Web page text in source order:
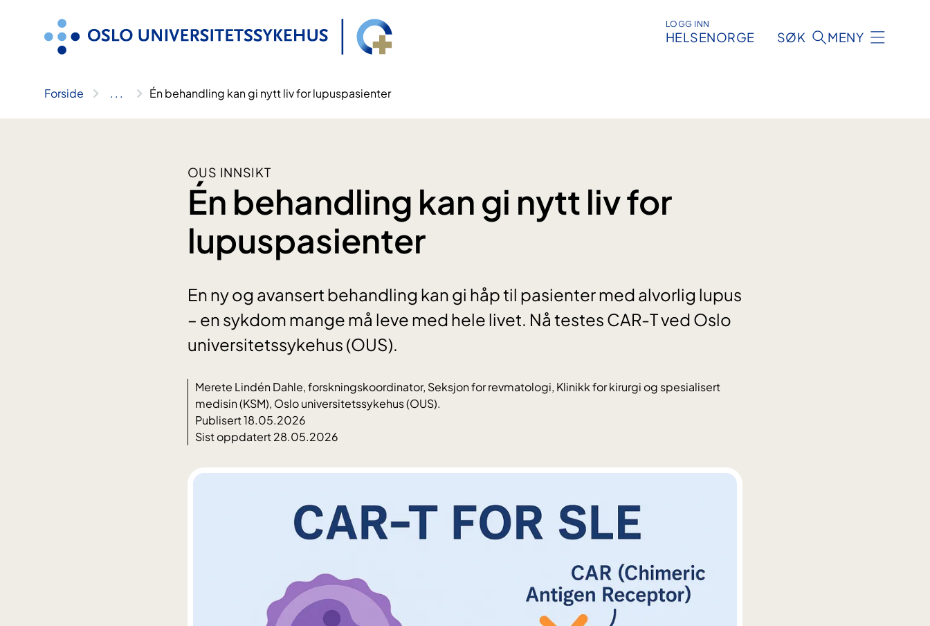
LOGG INN
HELSENORGE SØK MENY
Forside .. . Én behandling kan gi nytt liv for lupuspasienter
OUS INNSIKT
Én behandling kan gi nytt liv for
lupuspasienter
En ny og avansert behandling kan gi håp til pasienter med alvorlig lupus
– en sykdom mange må leve med hele livet. Nå testes CAR-T ved Oslo
universitetssykehus (OUS).
Merete Lindén Dahle, forskningskoordinator, Seksjon for revmatologi, Klinikk for kirurgi og spesialisert
medisin (KSM), Oslo universitetssykehus (OUS).
Publisert 18.05.2026
Sist oppdatert 28.05.2026